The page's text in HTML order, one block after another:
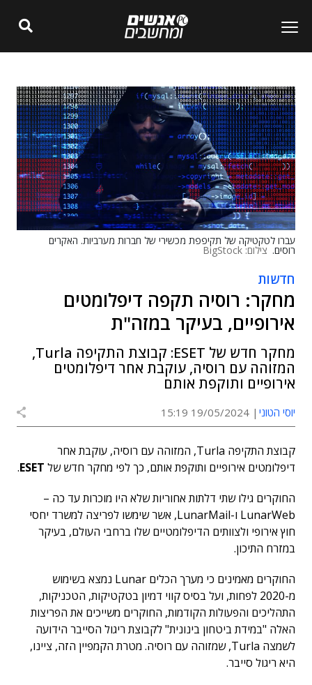
עברו לטקטיקה של תקיפפת מכשירי של חברות מערביות. האקרים
רוסים. צילום: BigStock
חדשות
מחקר: רוסיה תקפה דיפלומטים
אירופיים, בעיקר במזה"ת
מחקר חדש של ESET: קבוצת התקיפה Turla,
המזוהה עם רוסיה, עוקבת אחר דיפלומטים
אירופיים ותוקפת אותם
יוסי הטוני 19/05/2024 15:19
קבוצת התקיפה Turla, המזוהה עם רוסיה, עוקבת אחר
דיפלומטים אירופיים ותוקפת אותם, כך לפי מחקר חדש של ESET
.
החוקרים גילו שתי דלתות אחוריות שלא היו מוכרות עד כה –
LunarWeb ו-LunarMail, אשר שימשו לפריצה למשרד יחסי
חוץ אירופי ולצוותים הדיפלומטיים שלו ברחבי העולם, בעיקר
במזרח התיכון.
החוקרים מאמינים כי מערך הכלים Lunar נמצא בשימוש
מ-2020 לפחות, ועל בסיס קווי דמיון בטקטיקות, הטכניקות,
התהליכים והפעולות הקודמות, החוקרים משייכים את הפריצות
האלה "במידת ביטחון בינונית" לקבוצת ריגול הסייבר הידועה
לשמצה Turla, שמזוהה עם רוסיה. מטרת הקמפיין הזה, ציינו,
היא ריגול סייבר.